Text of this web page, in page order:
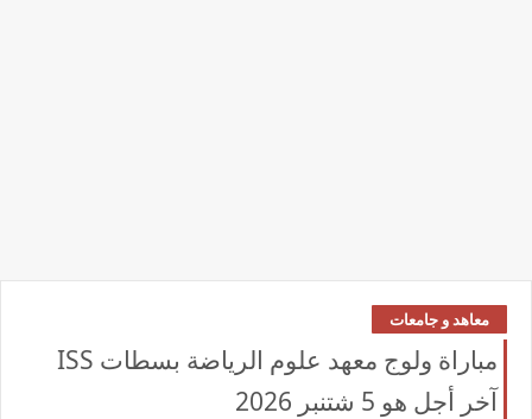
معاهد و جامعات
مباراة ولوج معهد علوم الرياضة بسطات ISS
آخر أجل هو 5 شتنبر 2026